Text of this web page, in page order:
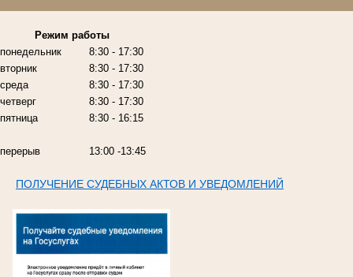
Режим работы
понедельник
вторник
среда
четверг
пятница
перерыв
8:30 - 17:30
8:30 - 17:30
8:30 - 17:30
8:30 - 17:30
8:30 - 16:15
13:00 -13:45
ПОЛУЧЕНИЕ СУДЕБНЫХ АКТОВ И УВЕДОМЛЕНИЙ